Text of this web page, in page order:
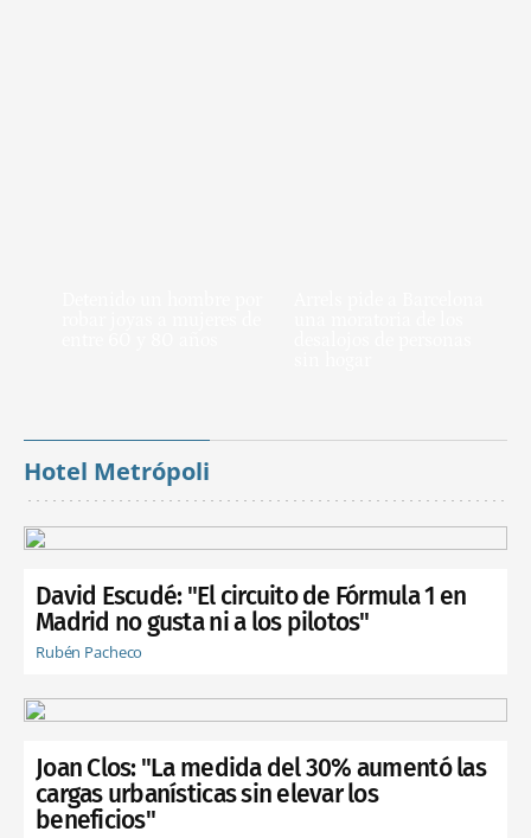
Hotel Metrópoli
David Escudé: "El circuito de Fórmula 1 en
Madrid no gusta ni a los pilotos"
Rubén Pacheco
Joan Clos: "La medida del 30% aumentó las
cargas urbanísticas sin elevar los
beneficios"